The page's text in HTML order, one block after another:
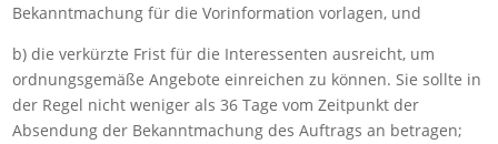
Bekanntmachung für die Vorinformation vorlagen, und
b) die verkürzte Frist für die Interessenten ausreicht, um
ordnungsgemäße Angebote einreichen zu können. Sie sollte in
der Regel nicht weniger als 36 Tage vom Zeitpunkt der
Absendung der Bekanntmachung des Auftrags an betragen;